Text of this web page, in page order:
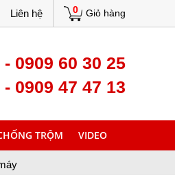
0 Giỏ hàng
Liên hệ
0909 60 30 25
0909 47 47 13
TRỘM VIDEO